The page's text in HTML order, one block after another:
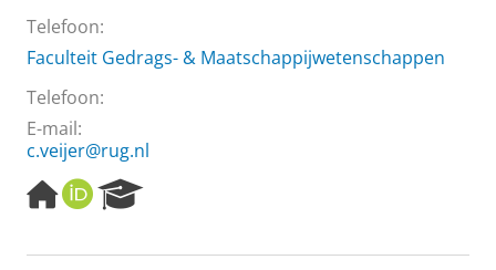
Telefoon:
Faculteit Gedrags- & Maatschappijwetenschappen
Telefoon:
E-mail:
c.veijer@rug.nl
H
o
e
O
R
I
e